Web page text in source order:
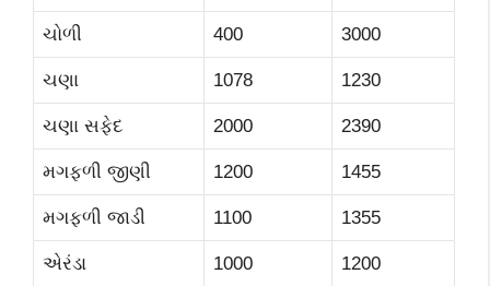
ચોળી 400 3000
ચણા 1078 1230
ચણા સફેદ 2000 2390
મગફળી જીણી 1200 1455
મગફળી જાડી 1100 1355
એરંડા 1000 1200